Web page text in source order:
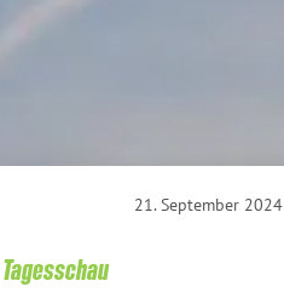
21. September 2024
Tagesschau